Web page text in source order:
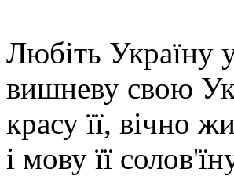
Любіть Україну
вишневу свою
красу її, вічно
і мову її